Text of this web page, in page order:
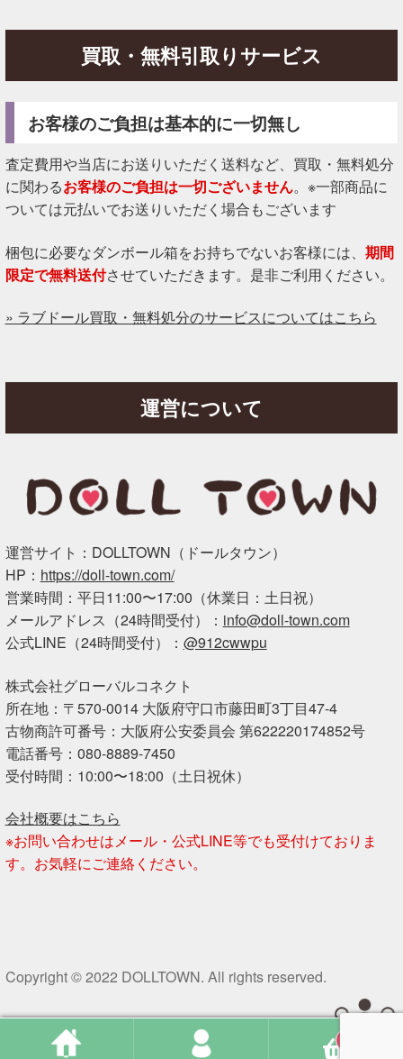
買取・無料引取りサービス
お客様のご負担は基本的に一切無し
査定費用や当店にお送りいただく送料など、買取・無料処分
に関わるお客様のご負担は一切ございません。※一部商品に
ついては元払いでお送りいただく場合もございます
梱包に必要なダンボール箱をお持ちでないお客様には、 期間
限定で無料送付させていただきます。是非ご利用ください。
» ラブドール買取・無料処分のサービスについてはこちら
運営について
運営サイト：DOLLTOWN（ドールタウン）
HP： https://doll-town.com/
営業時間：平日11:00〜17:00（休業日：土日祝）
メールアドレス（24時間受付）： info@doll-town.com
公式LINE（24時間受付）： @912cwwpu
株式会社グローバルコネクト
所在地：〒570-0014 大阪府守口市藤田町3丁目47-4
古物商許可番号：大阪府公安委員会 第622220174852号
電話番号：080-8889-7450
受付時間：10:00〜18:00（土日祝休）
会社概要はこちら
※お問い合わせはメール・公式LINE等でも受付けておりま
す。お気軽にご連絡ください。
Copyright © 2022 DOLLTOWN. All rights reserved.